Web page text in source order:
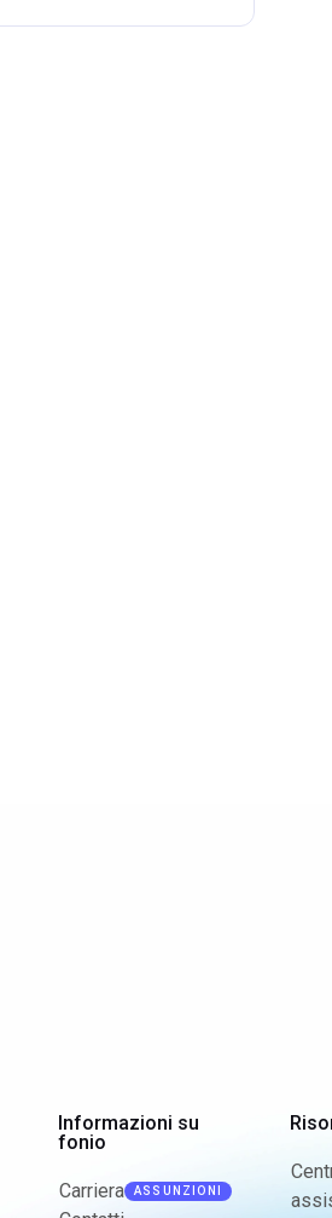
Informazioni su
fonio
Carriera ASSUNZIONI